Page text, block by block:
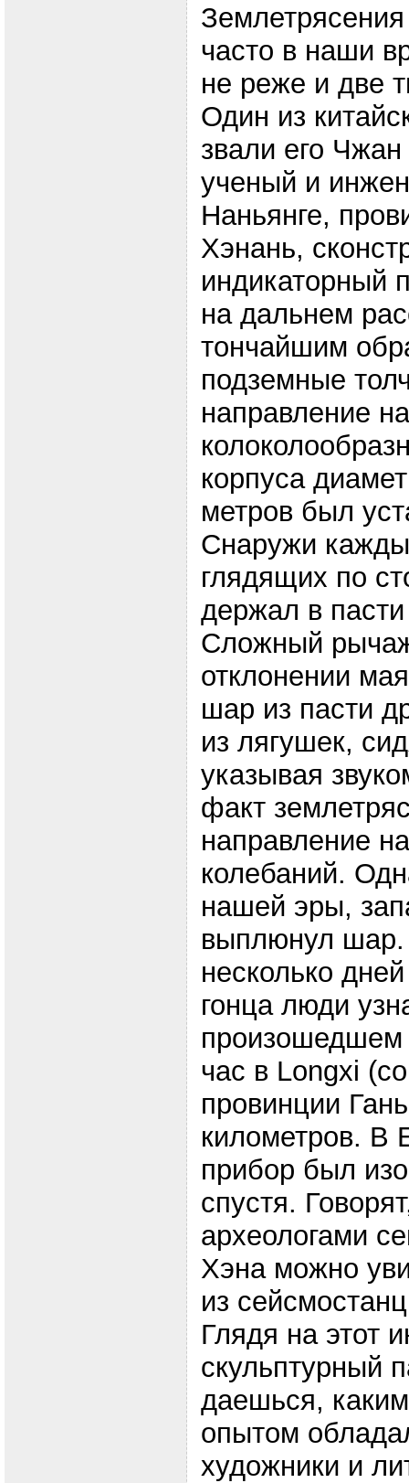
часто в наши
не реже и две
Один из
звали его
ученый и
Наньянге,
Хэнань,
индикаторный
на дальнем
тончайшим
подземные
направление
корпуса
метров был
Снаружи
глядящих по
держал в
Сложный
отклонении
шар из пасти
из лягушек,
указывая
факт
направление
колебаний.
нашей эры,
выплюнул шар.
несколько
гонца люди
произошедшем
час в Longxi
провинции
километров. В
прибор был
спустя.
археологами
Хэна можно
из
Глядя на этот
скульптурный
даешься,
опытом
художники и